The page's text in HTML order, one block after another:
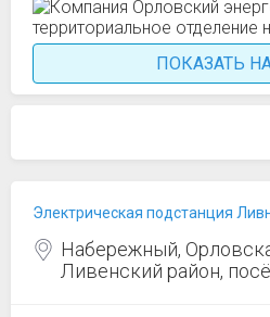
ПОКАЗАТЬ
Электрическая подстанция
Набережный,
Ливенский район,